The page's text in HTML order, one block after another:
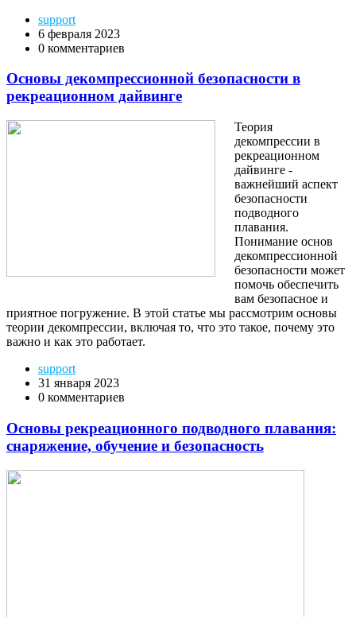
support
6 февраля 2023
0 комментариев
Основы декомпрессионной безопасности в
рекреационном дайвинге
Теория
декомпрессии в
рекреационном
дайвинге -
важнейший аспект
безопасности
подводного
плавания.
Понимание основ
декомпрессионной
безопасности может
помочь обеспечить
вам безопасное и
приятное погружение. В этой статье мы рассмотрим основы
теории декомпрессии, включая то, что это такое, почему это
важно и как это работает.
support
31 января 2023
0 комментариев
Основы рекреационного подводного плавания:
снаряжение, обучение и безопасность